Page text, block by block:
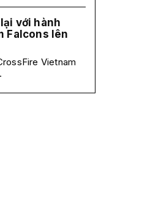
với hành
Falcons lên
Vietnam